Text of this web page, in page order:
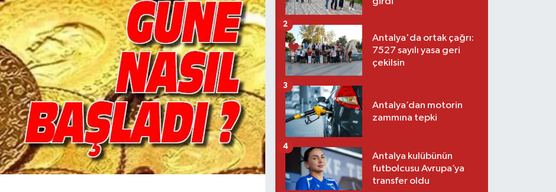
Antalya'da ortak çağrı:
7527 sayılı yasa geri
çekilsin
2
Antalya’dan motorin
zammına tepki
3
Antalya kulübünün
futbolcusu Avrupa’ya
transfer oldu
4